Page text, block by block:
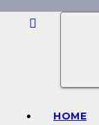
HOME